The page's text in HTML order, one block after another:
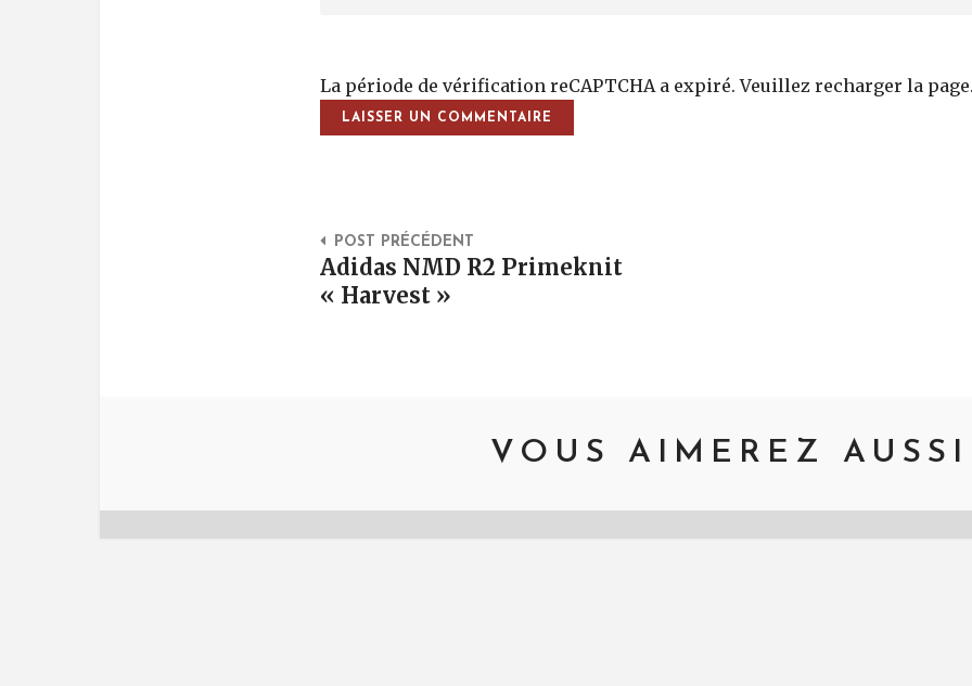
La période de vérification reCAPTCHA a expiré. Veuillez recharger la
Post Navigation
POST PRÉCÉDENT
Adidas NMD R2 Primeknit
« Harvest »
VOUS AIMEREZ AUSSI